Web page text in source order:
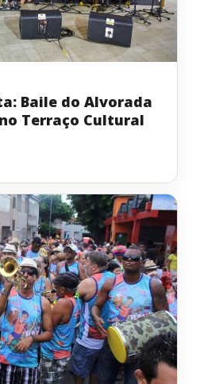
Baile do Alvorada
Terraço Cultural